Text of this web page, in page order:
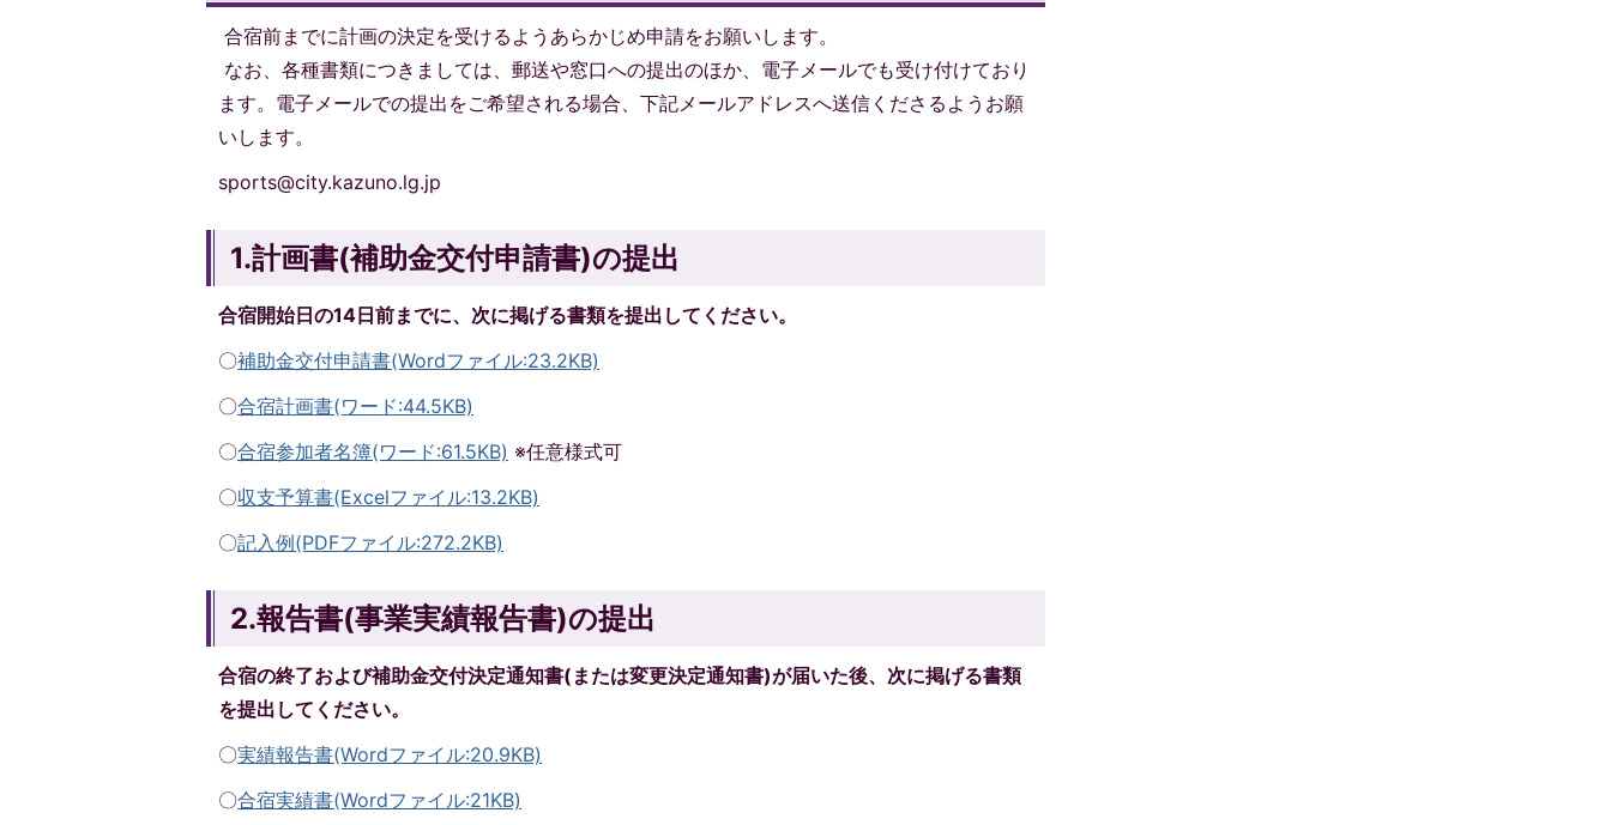
合宿前までに計画の決定を受けるようあらかじめ申請をお願いします。
なお、各種書類につきましては、郵送や窓口への提出のほか、電子メールでも受け付けており
ます。電子メールでの提出をご希望される場合、下記メールアドレスへ送信くださるようお願
いします。
sports@city.kazuno.lg.jp
1.計画書(補助金交付申請書)の提出
合宿開始日の14日前までに、次に掲げる書類を提出してください。
〇補助金交付申請書(Wordファイル:23.2KB)
〇合宿計画書(ワード:44.5KB)
〇合宿参加者名簿(ワード:61.5KB) ※任意様式可
〇収支予算書(Excelファイル:13.2KB)
〇記入例(PDFファイル:272.2KB)
2.報告書(事業実績報告書)の提出
合宿の終了および補助金交付決定通知書(または変更決定通知書)が届いた後、次に掲げる書類
を提出してください。
〇実績報告書(Wordファイル:20.9KB)
〇合宿実績書(Wordファイル:21KB)